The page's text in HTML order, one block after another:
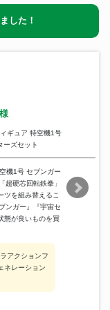
した！
ギュア 特空機1号
ーズセット
機1号 セブンガー
超硬芯回転鉄拳」
ツを組み替えるこ
ンガー』『宇宙セ
態が良いものを買
アクションフ
ネレーション